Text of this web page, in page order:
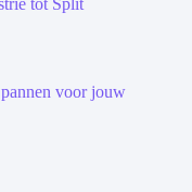
voor jouw